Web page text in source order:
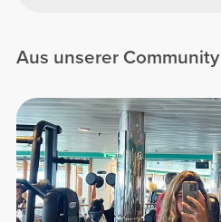
Aus unserer Community